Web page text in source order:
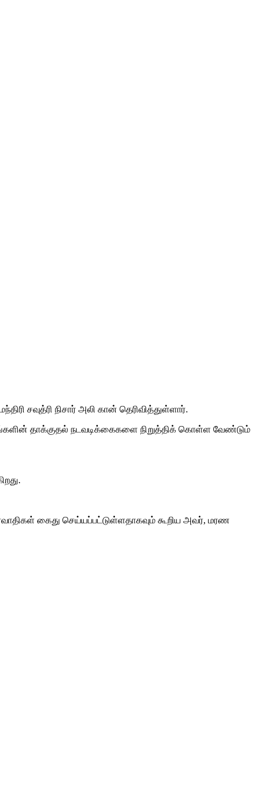
சவுத்ரி நிசார் அலி கான் தெரிவித்துள்ளார்.
தாக்குதல் நடவடிக்கைகளை நிறுத்திக் கொள்ள வேண்டும்
கைது செய்யப்பட்டுள்ளதாகவும் கூறிய அவர், மரண